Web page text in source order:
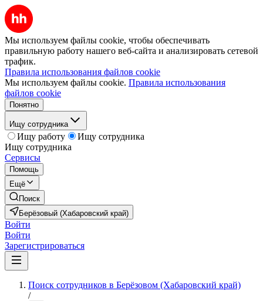
Мы используем файлы cookie, чтобы обеспечивать
правильную работу нашего веб-сайта и анализировать сетевой
трафик.
Правила использования файлов cookie
Мы используем файлы cookie. Правила использования
файлов cookie
Понятно
Ищу сотрудника
Ищу работу
Ищу сотрудника
Ищу сотрудника
Сервисы
Помощь
Ещё
Поиск
Берёзовый (Хабаровский край)
Войти
Войти
Зарегистрироваться
Поиск сотрудников в Берёзовом (Хабаровский край)
/